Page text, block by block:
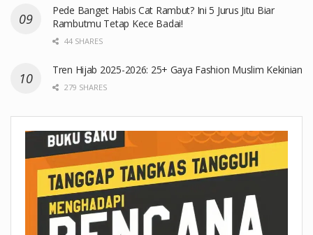
Pede Banget Habis Cat Rambut? Ini 5 Jurus Jitu Biar
Rambutmu Tetap Kece Badai!
44 SHARES
Tren Hijab 2025-2026: 25+ Gaya Fashion Muslim Kekinian
279 SHARES